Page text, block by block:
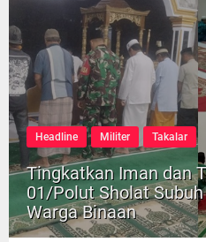
Headline Militer Takalar
Tingkatkan Iman dan
01/Polut Sholat
Warga Binaan